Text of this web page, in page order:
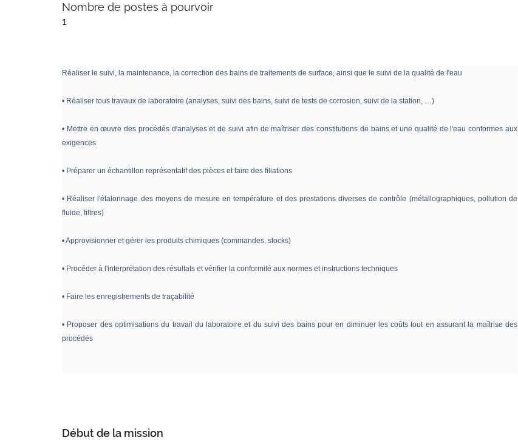
Nombre de postes à pourvoir
1
Réaliser le suivi, la maintenance, la correction des bains de traitements de surface, ainsi que le suivi de la qualité de l'eau
• Réaliser tous travaux de laboratoire (analyses, suivi des bains, suivi de tests de corrosion, suivi de la station, …)
• Mettre en œuvre des procédés d'analyses et de suivi afin de maîtriser des constitutions de bains et une qualité de l'eau conformes aux
exigences
• Préparer un échantillon représentatif des pièces et faire des filiations
• Réaliser l'étalonnage des moyens de mesure en température et des prestations diverses de contrôle (métallographiques, pollution de
fluide, filtres)
• Approvisionner et gérer les produits chimiques (commandes, stocks)
• Procéder à l'interprétation des résultats et vérifier la conformité aux normes et instructions techniques
• Faire les enregistrements de traçabilité
• Proposer des optimisations du travail du laboratoire et du suivi des bains pour en diminuer les coûts tout en assurant la maîtrise des
procédés
Début de la mission